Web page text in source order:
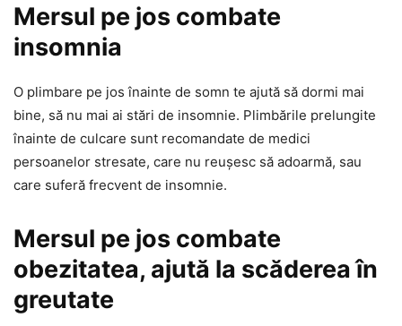
Mersul pe jos combate
insomnia
O plimbare pe jos înainte de somn te ajută să dormi mai
bine, să nu mai ai stări de insomnie. Plimbările prelungite
înainte de culcare sunt recomandate de medici
persoanelor stresate, care nu reușesc să adoarmă, sau
care suferă frecvent de insomnie.
Mersul pe jos combate
obezitatea, ajută la scăderea în
greutate